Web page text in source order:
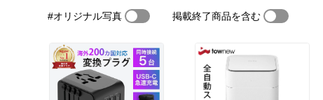
#オリジナル写真 掲載終了商品を含む